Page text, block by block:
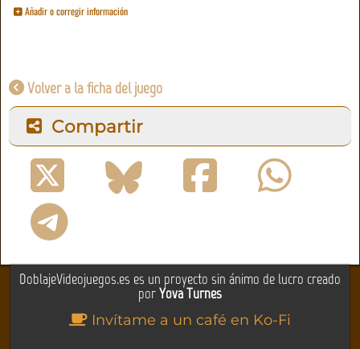
Añadir o corregir información
Volver a la ficha del juego
Compartir
DoblajeVideojuegos.es es un proyecto sin ánimo de lucro creado
porYova Turnes
Invítame a un café en Ko-Fi